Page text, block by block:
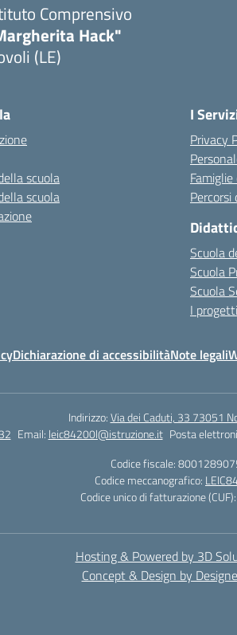
Comprensivo
Hack"
(LE)
scuola
scuola
I
Privacy
Percorsi
Scuola
Scuola
Scuola
I
Dichiarazione di accessibilitàNote legali
Indirizzo:Via dei Caduti, 33 73051
Email: leic84200l@istruzione.it Posta
Codice fiscale:
Codice meccanografico:
Codice unico di fatturazione
Hosting & Powered by 3D
Concept & Design by